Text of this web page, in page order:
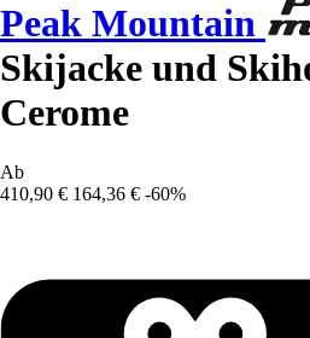
Peak Mountain
Skijacke und
Cerome
Ab
410,90 € 164,36 € -60%